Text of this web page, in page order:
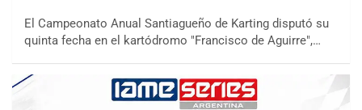
El Campeonato Anual Santiagueño de Karting disputó su
quinta fecha en el kartódromo "Francisco de Aguirre",…